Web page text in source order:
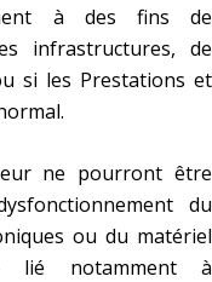
à des fins de
infrastructures, de
si les Prestations et
ne pourront être
du
ou du matériel
lié notamment à